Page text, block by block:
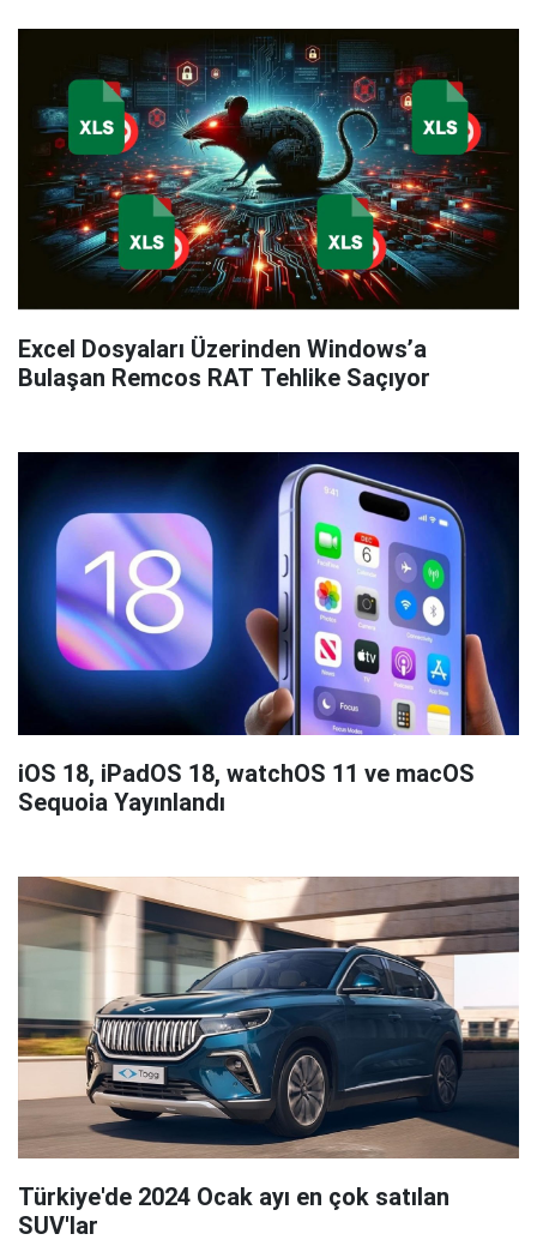
Excel Dosyaları Üzerinden Windows’a
Bulaşan Remcos RAT Tehlike Saçıyor
iOS 18, iPadOS 18, watchOS 11 ve macOS
Sequoia Yayınlandı
Türkiye'de 2024 Ocak ayı en çok satılan
SUV'lar